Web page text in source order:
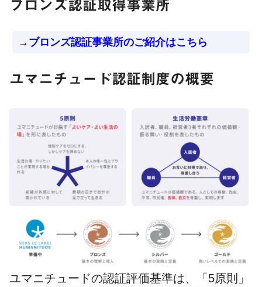
ブロンズ認証取得事業所
→ブロンズ認証事業所のご紹介はこちら
ユマニチュード認証制度の概要
ユマニチュードの認証評価基準は、「5原則」